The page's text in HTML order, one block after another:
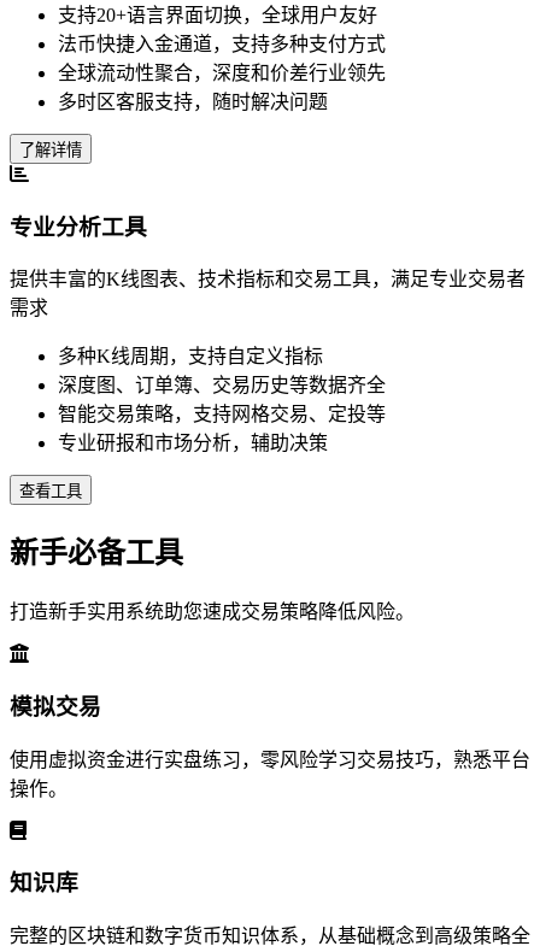
支持20+语言界面切换，全球用户友好
法币快捷入金通道，支持多种支付方式
全球流动性聚合，深度和价差行业领先
多时区客服支持，随时解决问题
了解详情
专业分析工具
提供丰富的K线图表、技术指标和交易工具，满足专业交易者
需求
多种K线周期，支持自定义指标
深度图、订单簿、交易历史等数据齐全
智能交易策略，支持网格交易、定投等
专业研报和市场分析，辅助决策
查看工具
新手必备工具
打造新手实用系统助您速成交易策略降低风险。
模拟交易
使用虚拟资金进行实盘练习，零风险学习交易技巧，熟悉平台
操作。
知识库
完整的区块链和数字货币知识体系，从基础概念到高级策略全